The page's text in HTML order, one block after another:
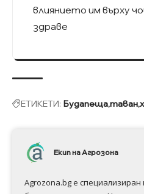
влиянието им върху
здраве
ЕТИКЕТИ: Будапещатаван
Екип на Агрозона
Agrozona.bg e специализиран